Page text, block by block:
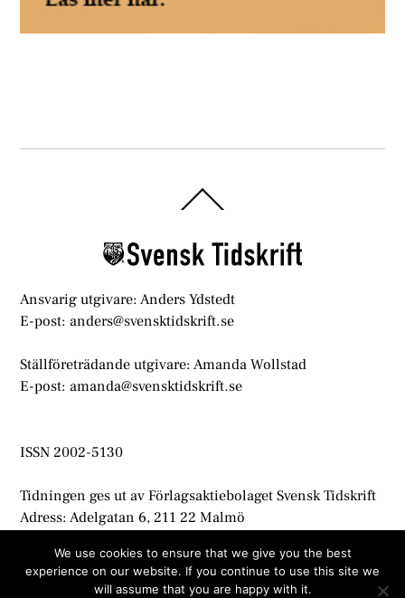
To
Ansvarig utgivare: Anders Ydstedt
E-post: anders@svensktidskrift.se
Ställföreträdande utgivare: Amanda Wollstad
E-post: amanda@svensktidskrift.se
ISSN 2002-5130
Tidningen ges ut av Förlagsaktiebolaget Svensk Tidskrift
Adress: Adelgatan 6, 211 22 Malmö
© Svensk Tidskrift 2021
We use cookies to ensure that we give you the best
experience on our website. If you continue to use this site we
will assume that you are happy with it.